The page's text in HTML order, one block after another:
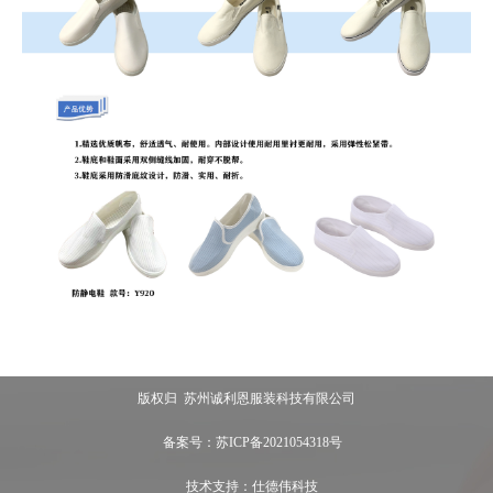
版权归 苏州诚利恩服装科技有限公司
备案号：苏ICP备2021054318号
技术支持：仕德伟科技